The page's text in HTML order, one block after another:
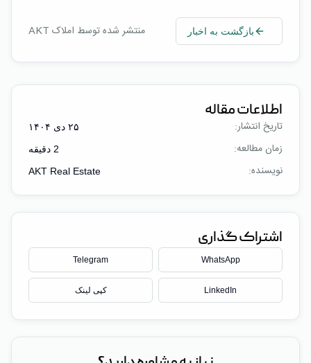
بازگشت به اخبار منتشر شده توسط املاک AKT
اطلاعات مقاله
تاریخ انتشار: ۲۵ دی ۱۴۰۴
زمان مطالعه: 2 دقیقه
نویسنده: AKT Real Estate
اشتراک گذاری
WhatsApp
Telegram
LinkedIn کپی لینک